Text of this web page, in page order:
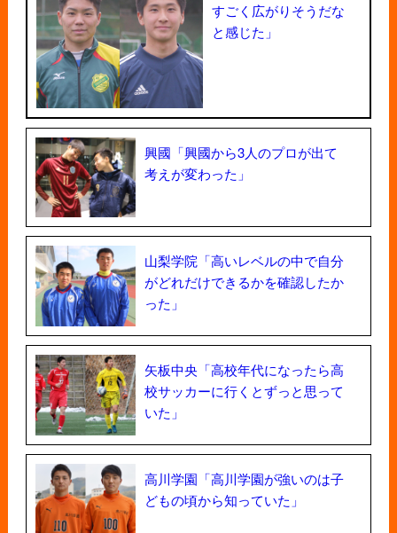
すごく広がりそうだな
と感じた」
興國「興國から3人のプロが出て
考えが変わった」
山梨学院「高いレベルの中で自分
がどれだけできるかを確認したか
った」
矢板中央「高校年代になったら高
校サッカーに行くとずっと思って
いた」
高川学園「高川学園が強いのは子
どもの頃から知っていた」